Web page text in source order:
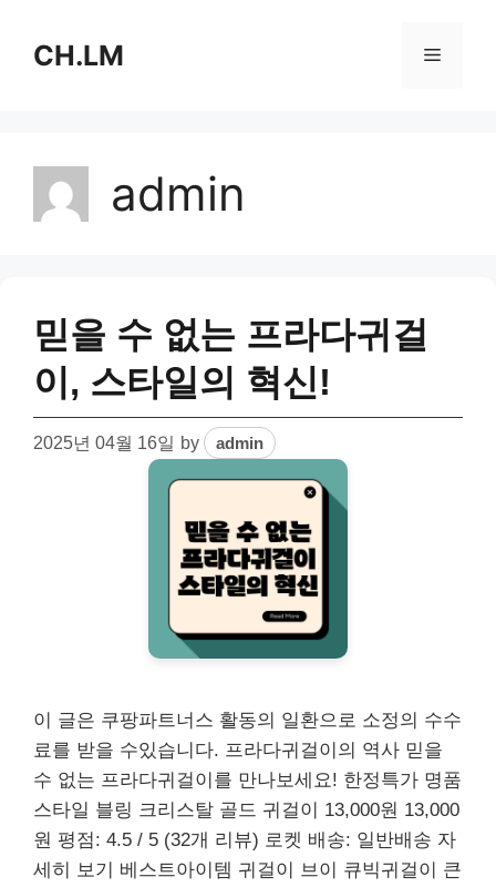
contentCH.LM Menu
admin
믿을 수 없는 프라다귀걸
이, 스타일의 혁신!
2025년 04월 16일 by admin
이 글은 쿠팡파트너스 활동의 일환으로 소정의 수수
료를 받을 수있습니다. 프라다귀걸이의 역사 믿을
수 없는 프라다귀걸이를 만나보세요! 한정특가 명품
스타일 블링 크리스탈 골드 귀걸이 13,000원 13,000
원 평점: 4.5 / 5 (32개 리뷰) 로켓 배송: 일반배송 자
세히 보기 베스트아이템 귀걸이 브이 큐빅귀걸이 큰